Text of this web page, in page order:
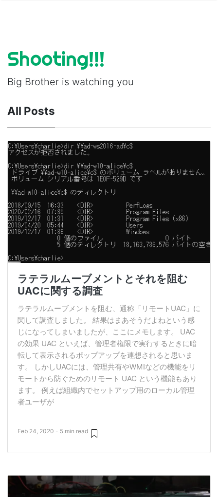
Shooting!!!
Big Brother is watching you
All Posts
ラテラルムーブメントとそれを阻む
UACに関する調査
ラテラルムーブメントを阻む、通称「リモートUAC」に
関して調査しました。 結果はまあそうだよねという感
じになってしまいましたが、ここにメモします。 UAC
の効果 UAC といえば、管理者権限で実行するときに暗
転して表示されるポップアップを連想されると思いま
す。 しかしUACには、管理共有やWMIなどの機能をリ
モートから防ぐためのリモート UAC という機能もあり
ます。 例えば組織内でセットアップ用のローカル管理
者ユーザが
Feb 24, 2020 - 5 min read